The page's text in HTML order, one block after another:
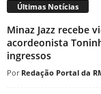
Últimas Notícias
Minaz Jazz recebe
acordeonista
ingressos
Redação Portal da